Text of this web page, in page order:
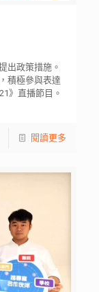
出政策措施。
積極參與表達
》直播節目。
閱讀更多